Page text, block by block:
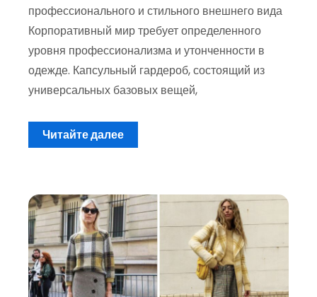
профессионального и стильного внешнего вида
Корпоративный мир требует определенного
уровня профессионализма и утонченности в
одежде. Капсульный гардероб, состоящий из
универсальных базовых вещей,
Читайте далее